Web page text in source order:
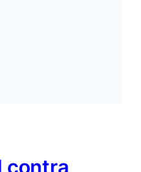
contra